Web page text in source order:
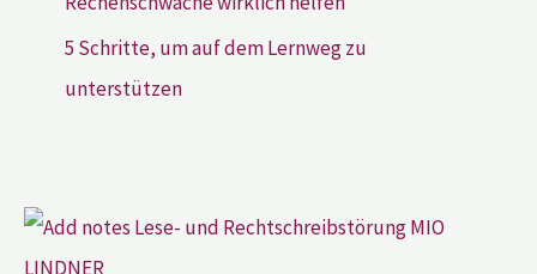
5 Schritte, um auf dem Lernweg zu
unterstützen